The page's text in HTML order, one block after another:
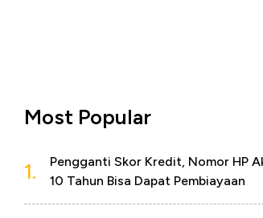
Most Popular
1.
Pengganti Skor Kredit, Nomor HP
10 Tahun Bisa Dapat Pembiayaan